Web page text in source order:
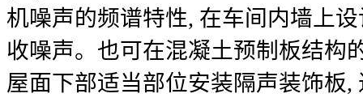
机噪声的频谱特性, 在车间内墙上
收噪声。也可在混凝土预制板结构
屋面下部适当部位安装隔声装饰板,